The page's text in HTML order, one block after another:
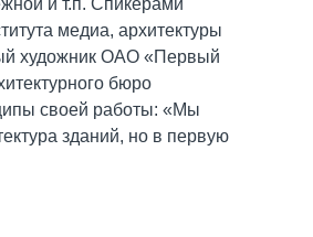
и т.п. Спикерами
медиа, архитектуры
художник ОАО «Первый
бюро
своей работы: «Мы
зданий, но в первую